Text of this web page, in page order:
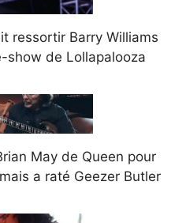
ressortir Barry Williams
show de Lollapalooza
May de Queen pour
a raté Geezer Butler